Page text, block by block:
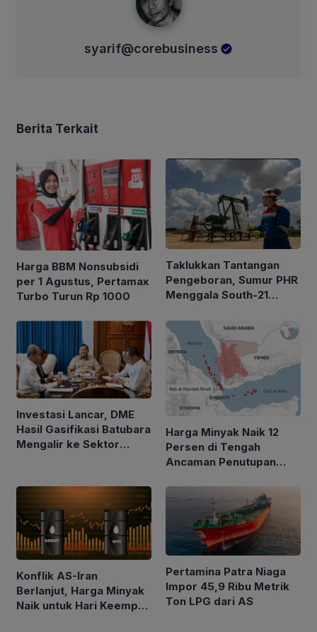
syarif@corebusiness
Berita Terkait
Harga BBM Nonsubsidi
per 1 Agustus, Pertamax
Turbo Turun Rp 1000
Taklukkan Tantangan
Pengeboran, Sumur PHR
Menggala South-21
BOPD
Investasi Lancar, DME
Hasil Gasifikasi Batubara
Mengalir ke Sektor
Harga Minyak Naik 12
Persen di Tengah
Ancaman Penutupan
Konflik AS-Iran
Berlanjut, Harga Minyak
Naik untuk Hari Keempat
Pertamina Patra Niaga
Impor 45,9 Ribu Metrik
Ton LPG dari AS